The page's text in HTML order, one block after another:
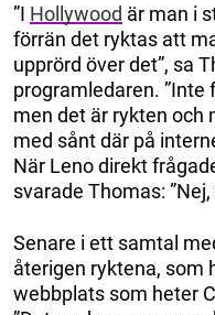
”I Hollywood är man i
förrän det ryktas att
upprörd över det”, sa
programledaren.
men det är rykten och
med sånt där på
När Leno direkt
svarade Thomas:
Senare i ett samtal
återigen ryktena, som
webbplats som heter